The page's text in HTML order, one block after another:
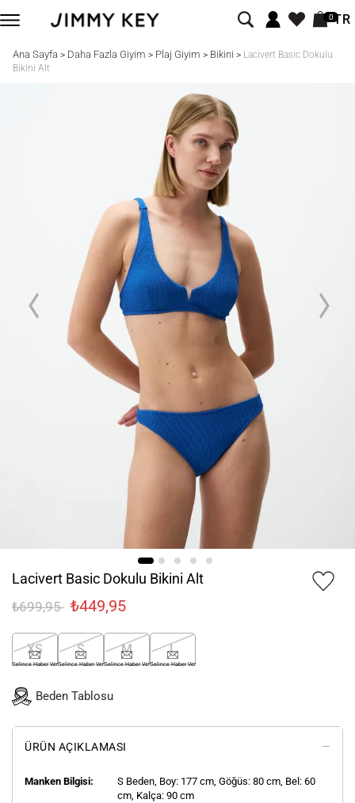
0TR
Ana Sayfa > Daha Fazla Giyim > Plaj Giyim > Bikini > Lacivert Basic Dokulu
Bikini Alt
Lacivert Basic Dokulu Bikini Alt
₺699,95 ₺449,95
XS
Gelince Haber Ver
S
Gelince Haber Ver
M
Gelince Haber Ver
L
Gelince Haber Ver
Beden Tablosu
ÜRÜN AÇIKLAMASI
Manken Bilgisi: S Beden, Boy: 177 cm, Göğüs: 80 cm, Bel: 60
cm, Kalça: 90 cm